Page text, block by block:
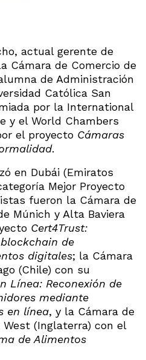
actual gerente de
Cámara de Comercio de
de Administración
Católica San
por la International
y el World Chambers
el proyecto Cámaras
.
en Dubái (Emiratos
Mejor Proyecto
fueron la Cámara de
Múnich y Alta Baviera
Cert4Trust:
de
digitales; la Cámara
(Chile) con su
Línea: Reconexión de
mediante
en línea, y la Cámara de
West (Inglaterra) con el
de Alimentos